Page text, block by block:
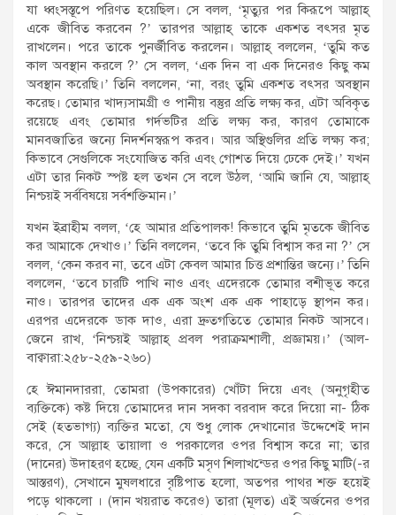
যা ধ্বংসস্তূপে পরিণত হয়েছিল। সে বলল, ‘মৃত্যুর পর কিরূপে আল্লাহ্
একে জীবিত করবেন ?’ তারপর আল্লাহ্ তাকে একশত বৎসর মৃত
রাখলেন। পরে তাকে পুনর্জীবিত করলেন। আল্লাহ্ বললেন, ‘তুমি কত
কাল অবস্থান করলে ?’ সে বলল, ‘এক দিন বা এক দিনেরও কিছু কম
অবস্থান করেছি।’ তিনি বললেন, ‘না, বরং তুমি একশত বৎসর অবস্থান
করেছ। তোমার খাদ্যসামগ্রী ও পানীয় বস্তুর প্রতি লক্ষ্য কর, এটা অবিকৃত
রয়েছে এবং তোমার গর্দভটির প্রতি লক্ষ্য কর, কারণ তোমাকে
মানবজাতির জন্যে নিদর্শনস্বরূপ করব। আর অস্থিগুলির প্রতি লক্ষ্য কর;
কিভাবে সেগুলিকে সংযোজিত করি এবং গোশত দিয়ে ঢেকে দেই।’ যখন
এটা তার নিকট স্পষ্ট হল তখন সে বলে উঠল, ‘আমি জানি যে, আল্লাহ্
নিশ্চয়ই সর্ববিষয়ে সর্বশক্তিমান।’
যখন ইব্রাহীম বলল, ‘হে আমার প্রতিপালক! কিভাবে তুমি মৃতকে জীবিত
কর আমাকে দেখাও।’ তিনি বললেন, ‘তবে কি তুমি বিশ্বাস কর না ?’ সে
বলল, ‘কেন করব না, তবে এটা কেবল আমার চিত্ত প্রশান্তির জন্যে।’ তিনি
বললেন, ‘তবে চারটি পাখি নাও এবং এদেরকে তোমার বশীভূত করে
নাও। তারপর তাদের এক এক অংশ এক এক পাহাড়ে স্থাপন কর।
এরপর এদেরকে ডাক দাও, এরা দ্রুতগতিতে তোমার নিকট আসবে।
জেনে রাখ, ‘নিশ্চয়ই আল্লাহ্ প্রবল পরাক্রমশালী, প্রজ্ঞাময়।’ (আল-
বাক্বারা:২৫৮-২৫৯-২৬০)
হে ঈমানদাররা, তোমরা (উপকারের) খোঁটা দিয়ে এবং (অনুগৃহীত
ব্যক্তিকে) কষ্ট দিয়ে তোমাদের দান সদকা বরবাদ করে দিয়ো না- ঠিক
সেই (হতভাগ্য) ব্যক্তির মতো, যে শুধু লোক দেখানোর উদ্দেশেই দান
করে, সে আল্লাহ তায়ালা ও পরকালের ওপর বিশ্বাস করে না; তার
(দানের) উদাহরণ হচ্ছে, যেন একটি মসৃণ শিলাখন্ডের ওপর কিছু মাটি(-র
আস্তরণ), সেখানে মুষলধারে বৃষ্টিপাত হলো, অতপর পাথর শক্ত হয়েই
পড়ে থাকলো । (দান খয়রাত করেও) তারা (মূলত) এই অর্জনের ওপর